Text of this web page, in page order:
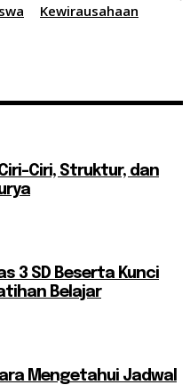
Kewirausahaan
Ciri, Struktur, dan
3 SD Beserta Kunci
Belajar
Mengetahui Jadwal